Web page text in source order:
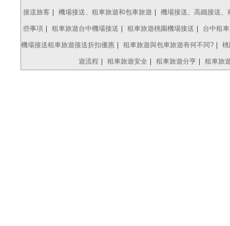
接送旅客 ｜ 機場接送、租車旅遊和包車旅遊 ｜ 機場接送、高鐵接送、
些事項 ｜ 租車旅遊台中機場接送 ｜ 租車旅遊桃園機場接送 ｜ 台中租
機場接送租車旅遊接送折扣優惠 ｜ 租車旅遊與包車旅遊有何不同? ｜
遊流程 ｜ 租車旅遊安全 ｜ 租車旅遊分亨 ｜ 租車旅